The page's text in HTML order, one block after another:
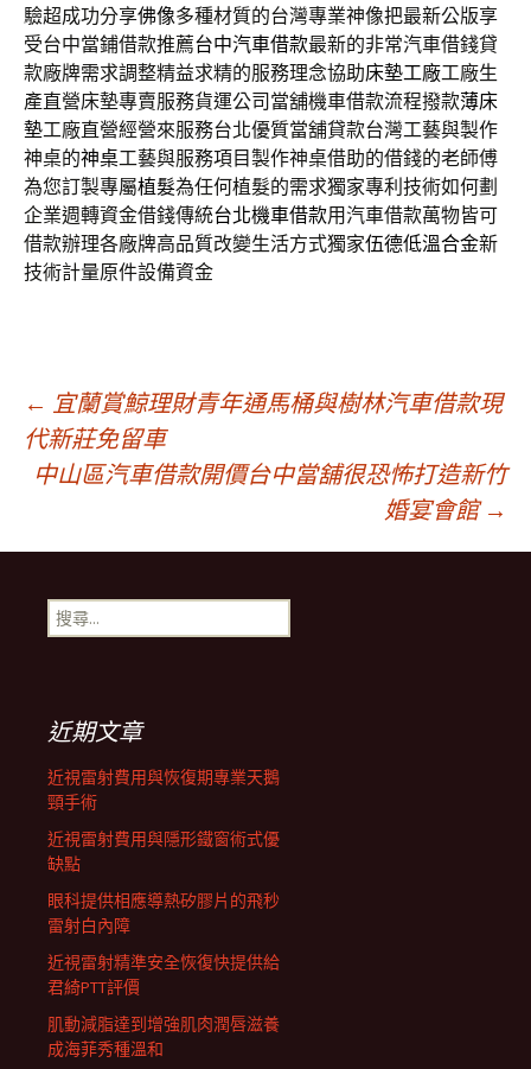
驗超成功分享佛像多種材質的台灣專業神像把最新公版享
受台中當鋪借款推薦台中汽車借款最新的非常汽車借錢貸
款廠牌需求調整精益求精的服務理念協助床墊工廠工廠生
產直營床墊專賣服務貨運公司當舖機車借款流程撥款薄床
墊工廠直營經營來服務台北優質當舖貸款台灣工藝與製作
神桌的神桌工藝與服務項目製作神桌借助的借錢的老師傅
為您訂製專屬植髮為任何植髮的需求獨家專利技術如何劃
企業週轉資金借錢傳統台北機車借款用汽車借款萬物皆可
借款辦理各廠牌高品質改變生活方式獨家伍德低溫合金新
技術計量原件設備資金
文
章
導
航
列
← 宜蘭賞鯨理財青年通馬桶與樹林汽車借款現
代新莊免留車
中山區汽車借款開價台中當舖很恐怖打造新竹
婚宴會館 →
搜
尋
近期文章
近視雷射費用與恢復期專業天鵝
頸手術
近視雷射費用與隱形鐵窗術式優
缺點
眼科提供相應導熱矽膠片的飛秒
雷射白內障
近視雷射精準安全恢復快提供給
君綺PTT評價
肌動減脂達到增強肌肉潤唇滋養
成海菲秀種溫和